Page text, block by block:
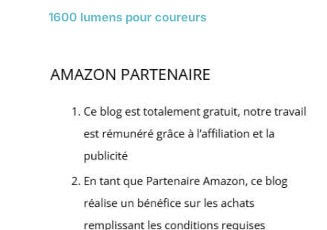
1600 lumens pour coureurs